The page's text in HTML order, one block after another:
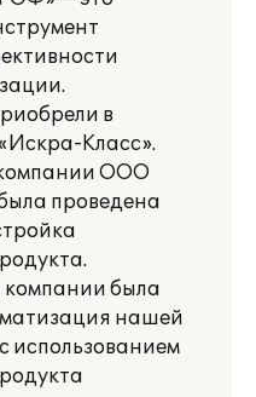
в
Класс».
ООО
проведена
была
нашей
использованием